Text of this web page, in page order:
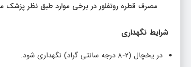
مصرف قطره روتفلور در برخی موارد طبق نظر پزشک
شرایط نگهداری
در یخچال (۲-۸ درجه سانتی گراد) نگهداری شود.